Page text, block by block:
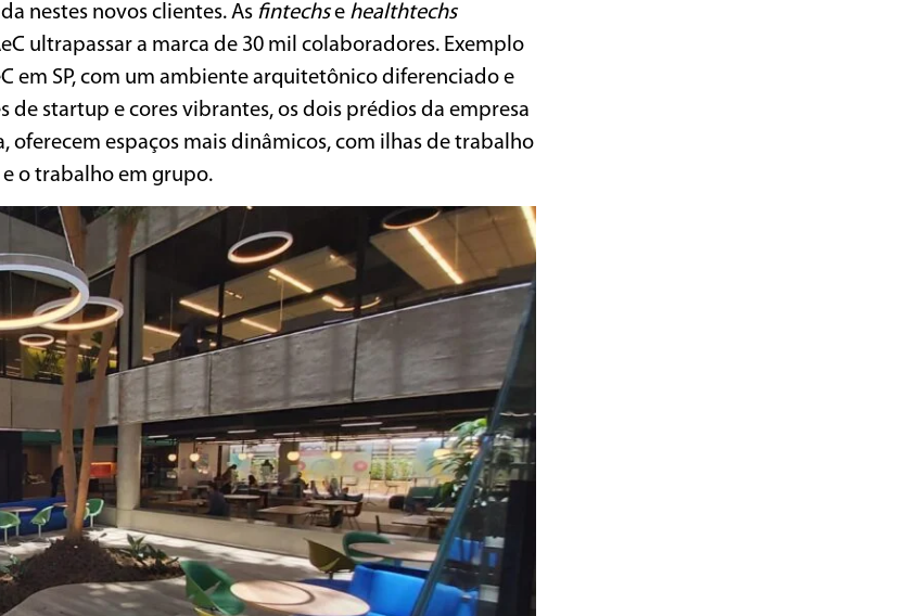
nestes novos clientes. As fintechse healthtechs
ultrapassar a marca de 30 mil colaboradores. Exemplo
em SP, com um ambiente arquitetônico diferenciado e
startup e cores vibrantes, os dois prédios da empresa
oferecem espaços mais dinâmicos, com ilhas de trabalho
o trabalho em grupo.